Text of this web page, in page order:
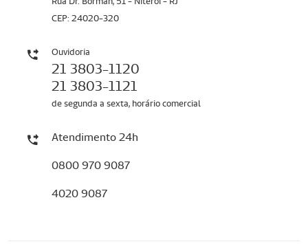
CEP: 24020-320
Ouvidoria
21 3803-1120
21 3803-1121
de segunda a sexta, horário comercial
Atendimento 24h
0800 970 9087
4020 9087